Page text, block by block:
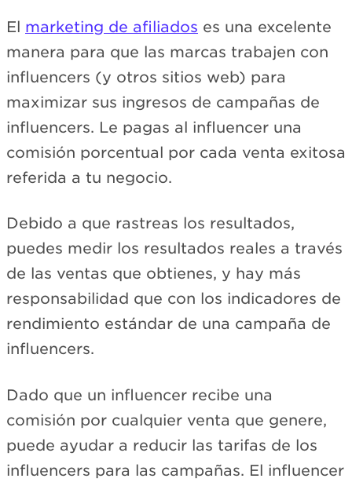
El marketing de afiliados es una excelente
manera para que las marcas trabajen con
influencers (y otros sitios web) para
maximizar sus ingresos de campañas de
influencers. Le pagas al influencer una
comisión porcentual por cada venta exitosa
referida a tu negocio.
Debido a que rastreas los resultados,
puedes medir los resultados reales a través
de las ventas que obtienes, y hay más
responsabilidad que con los indicadores de
rendimiento estándar de una campaña de
influencers.
Dado que un influencer recibe una
comisión por cualquier venta que genere,
puede ayudar a reducir las tarifas de los
influencers para las campañas. El influencer